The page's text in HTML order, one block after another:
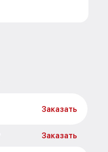
Заказать
Заказать